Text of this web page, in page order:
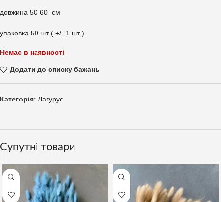
довжина 50-60 см
упаковка 50 шт ( +/- 1 шт )
Немає в наявності
Додати до списку бажань
Категорія: Лагурус
Супутні товари